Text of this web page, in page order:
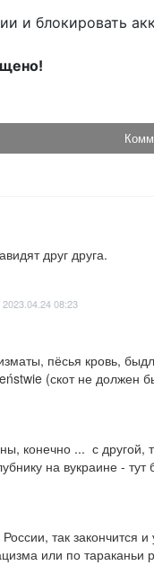
и блокировать
друг друга.
2023.04.24 08:23
пёсья кровь,
(скот не должен
конечно ...  с
на вукраине -
России, так
или по